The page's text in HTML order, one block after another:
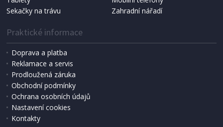
Sekačky na trávu
Zahradní nářadí
Praktické informace
Doprava a platba
Reklamace a servis
Prodloužená záruka
Obchodní podmínky
Ochrana osobních údajů
Nastavení cookies
Kontakty